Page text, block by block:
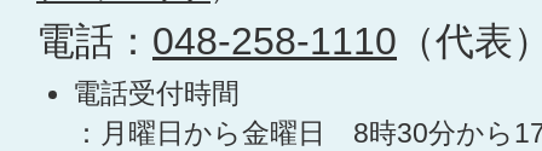
電話： 048-258-1110 （代表
電話受付時間
：月曜日から金曜日 8時30分から